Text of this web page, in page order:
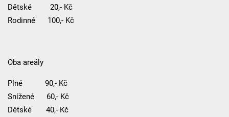
Dětské 20,- Kč
Rodinné 100,- Kč
Oba areály
Plné 90,- Kč
Snížené 60,- Kč
Dětské 40,- Kč